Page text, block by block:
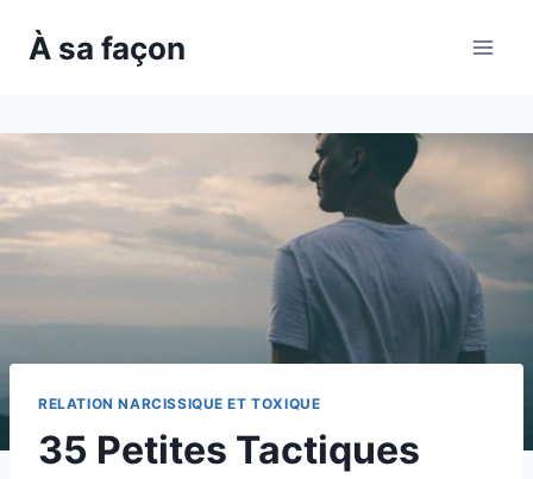
À sa façon
RELATION NARCISSIQUE ET TOXIQUE
35 Petites Tactiques